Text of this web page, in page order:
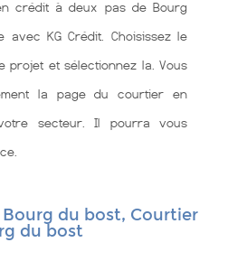
crédit à deux pas de Bourg
KG Crédit. Choisissez le
projet et sélectionnez la. Vous
la page du courtier en
secteur. Il pourra vous
du bost, Courtier
du bost